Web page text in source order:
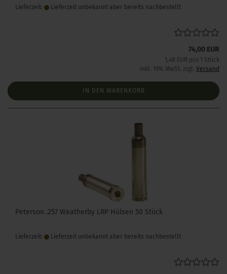
Lieferzeit: Lieferzeit unbekannt aber bereits nachbestellt
74,00 EUR
1,48 EUR pro 1 Stück
inkl. 19% MwSt. zzgl. Versand
IN DEN WARENKORB
Peterson .257 Weatherby LRP Hülsen 50 Stück
Lieferzeit: Lieferzeit unbekannt aber bereits nachbestellt